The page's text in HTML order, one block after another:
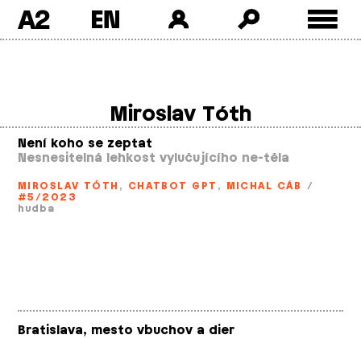
A2
Miroslav Tóth
Není koho se zeptat
Nesnesitelná lehkost vylučujícího ne­-těla
MIROSLAV TÓTH , CHATBOT GPT , MICHAL CÁB /
#5/2023
hudba
Bratislava, mesto vbuchov a dier